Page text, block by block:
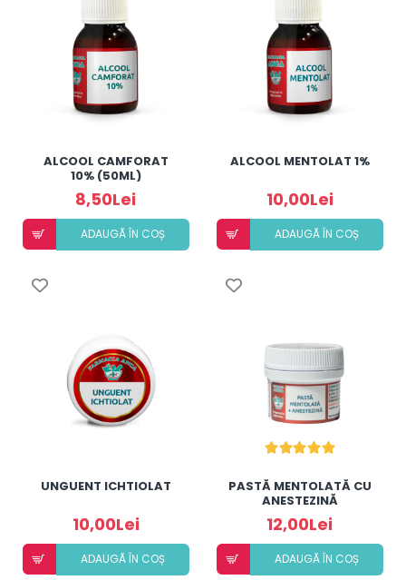
ALCOOL CAMFORAT
10% (50ML)
8,50Lei
ADAUGÃ ÎN COȘ
ALCOOL MENTOLAT 1%
10,00Lei
ADAUGÃ ÎN COȘ
UNGUENT ICHTIOLAT
10,00Lei
ADAUGÃ ÎN COȘ
PASTĂ MENTOLATĂ CU
ANESTEZINĂ
12,00Lei
ADAUGÃ ÎN COȘ